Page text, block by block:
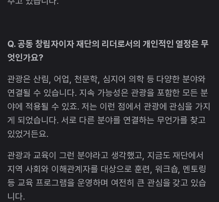
Q. 공동 창립자이자 재단의 리더로서의 개인적인 열정은 무
엇인가요?
관광은 산림, 어업, 천문학, 심지어 의학 등 다양한 분야와
연결될 수 있습니다. 지속 가능성은 관광을 포함한 모든 분
야에 적용될 수 있죠. 저는 이런 점에서 관광에 관심을 가지
게 되었습니다. 서로 다른 분야를 연결하는 무언가를 찾고
있었거든요.
관광과 교육이 그런 분야라고 생각했고, 지금도 재단에서
지역 사회와 이해관계자를 대상으로 훈련, 워크숍, 멘토링
등 교육 프로그램을 운영하며 여전히 큰 관심을 갖고 있습
니다.